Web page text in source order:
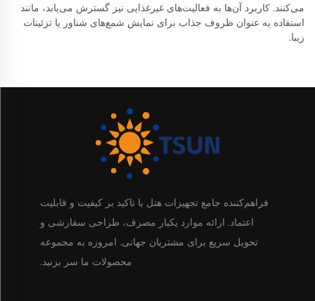
می‌کنند. کاربرد آن‌ها به فعالیت‌های غیرغذایی نیز گسترش می‌یابد، مانند
استفاده به عنوان ظروف جذاب برای نمایش شمع‌های شناور یا تزئینات
زیبا.
فراهم‌کننده جامع تجهیزات هتل با تاکید بر کیفیت و قابلیت
اعتماد. ارائه موارد یکبار مصرف، طراحی سفارشی و
تحویل سریع برای مشتریان جهانی. امروزه به مجموعه
محصولات ما سر بزنید.